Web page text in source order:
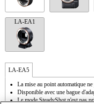
LA-EA1
LA-EA5
La mise au point automatique ne
Disponible avec une bague
Le mode SteadyShot n'est pas